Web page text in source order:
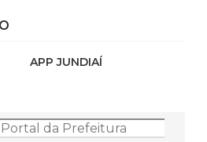
APP JUNDIAÍ